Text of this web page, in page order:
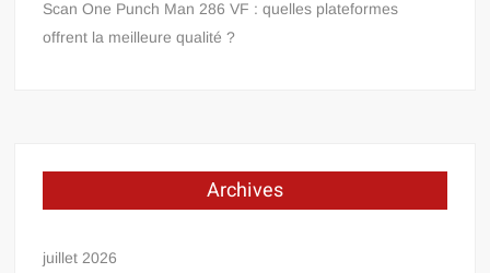
Scan One Punch Man 286 VF : quelles plateformes
offrent la meilleure qualité ?
Archives
juillet 2026